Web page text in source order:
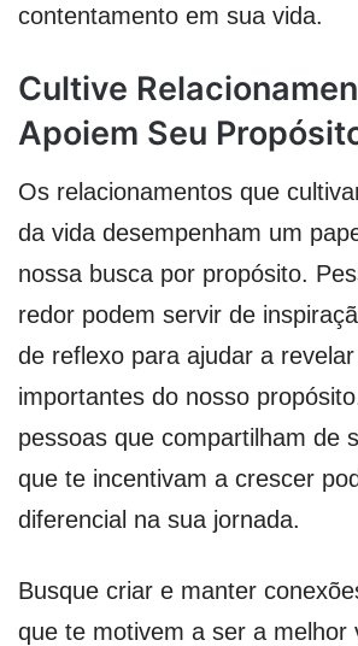
contentamento em sua vida.
Cultive
Apoiem Seu
Os relacionamentos que
da vida desempenham um
nossa busca por propósito.
redor podem servir de
de reflexo para ajudar a
importantes do nosso
pessoas que compartilham de
que te incentivam a crescer
diferencial na sua jornada.
Busque criar e manter
que te motivem a ser a melhor